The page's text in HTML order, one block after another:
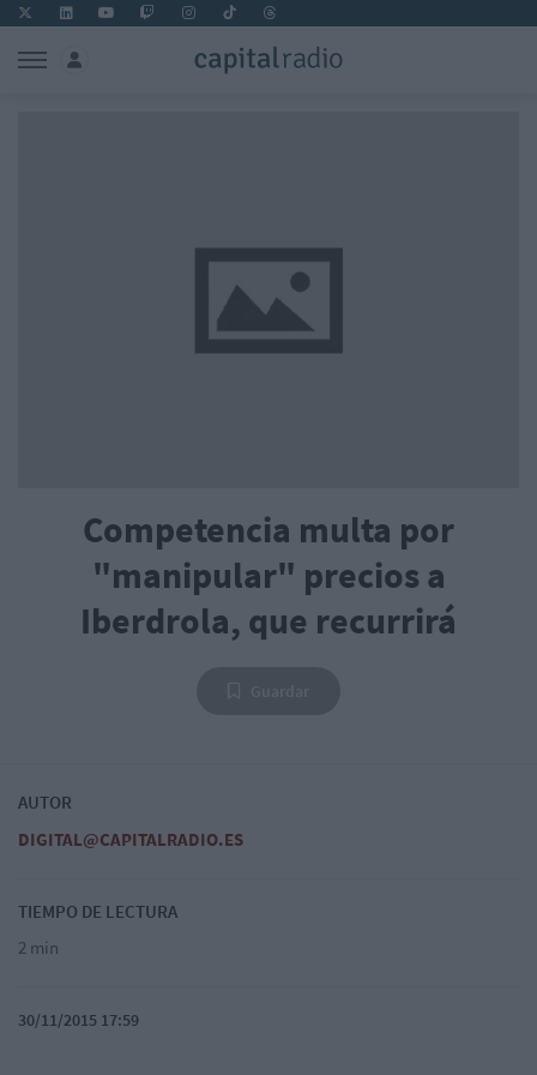
Competencia multa por
"manipular" precios a
Iberdrola, que recurrirá
AUTOR
DIGITAL@CAPITALRADIO.ES
TIEMPO DE LECTURA
2 min
30/11/2015 17:59